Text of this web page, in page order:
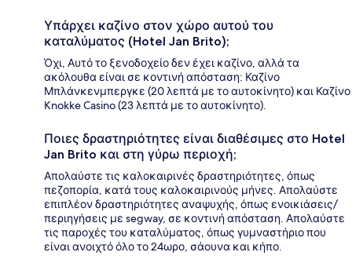
Υπάρχει καζίνο στον χώρο αυτού του
καταλύματος (Hotel Jan Brito);
Όχι, Αυτό το ξενοδοχείο δεν έχει καζίνο, αλλά τα
ακόλουθα είναι σε κοντινή απόσταση: Καζίνο
Μπλάνκενμπεργκε (20 λεπτά με το αυτοκίνητο) και Καζίνο
Knokke Casino (23 λεπτά με το αυτοκίνητο).
Ποιες δραστηριότητες είναι διαθέσιμες στο Hotel
Jan Brito και στη γύρω περιοχή;
Απολαύστε τις καλοκαιρινές δραστηριότητες, όπως
πεζοπορία, κατά τους καλοκαιρινούς μήνες. Απολαύστε
επιπλέον δραστηριότητες αναψυχής, όπως ενοικιάσεις/
περιηγήσεις με segway, σε κοντινή απόσταση. Απολαύστε
τις παροχές του καταλύματος, όπως γυμναστήριο που
είναι ανοιχτό όλο το 24ωρο, σάουνα και κήπο.